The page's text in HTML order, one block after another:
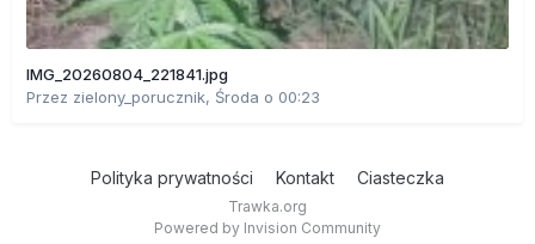
IMG_20260804_221841.jpg
Przez zielony_porucznik, Środa o 00:23
Polityka prywatności Kontakt Ciasteczka
Trawka.org
Powered by Invision Community